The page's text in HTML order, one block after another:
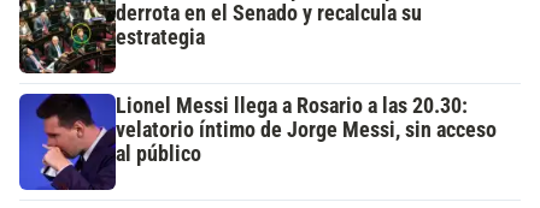
derrota en el Senado y recalcula su
estrategia
Lionel Messi llega a Rosario a las 20.30:
velatorio íntimo de Jorge Messi, sin acceso
al público